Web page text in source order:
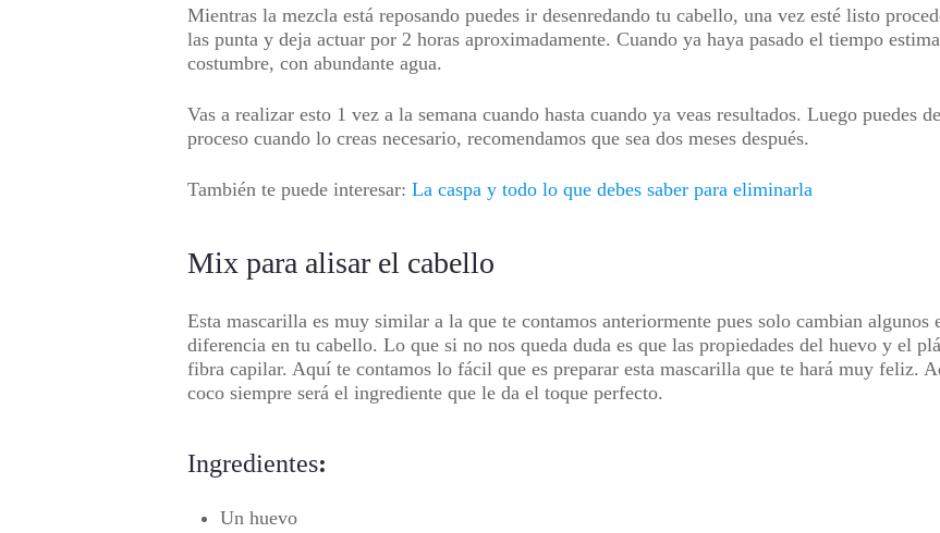
Mientras la mezcla está reposando puedes ir desenredando tu cabello, una vez esté listo
las punta y deja actuar por 2 horas aproximadamente. Cuando ya haya pasado el tiempo
costumbre, con abundante agua.
Vas a realizar esto 1 vez a la semana cuando hasta cuando ya veas resultados. Luego puedes
proceso cuando lo creas necesario, recomendamos que sea dos meses después.
También te puede interesar: La caspa y todo lo que debes saber para eliminarla
Mix para alisar el cabello
Esta mascarilla es muy similar a la que te contamos anteriormente pues solo cambian algunos
diferencia en tu cabello. Lo que si no nos queda duda es que las propiedades del huevo y el
fibra capilar. Aquí te contamos lo fácil que es preparar esta mascarilla que te hará muy feliz.
coco siempre será el ingrediente que le da el toque perfecto.
Ingredientes:
Un huevo